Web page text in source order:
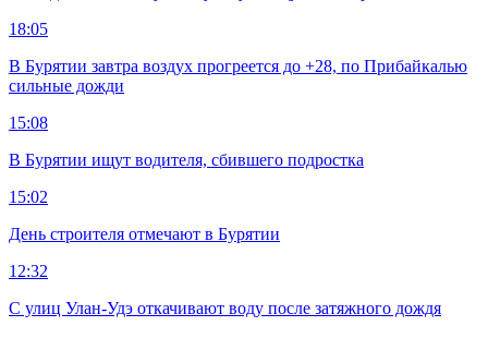
18:05
В Бурятии завтра воздух прогреется до +28, по Прибайкалью
сильные дожди
15:08
В Бурятии ищут водителя, сбившего подростка
15:02
День строителя отмечают в Бурятии
12:32
С улиц Улан-Удэ откачивают воду после затяжного дождя